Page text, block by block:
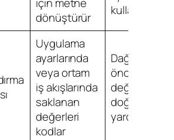
için metne
dönüştürür
kullanışlıdır
Uygulama
ayarlarında
veya ortam
iş akışlarında
saklanan
değerleri
kodlar
Dağıtım
öncesinde
değerleri
doğrulamaya
yardım eder